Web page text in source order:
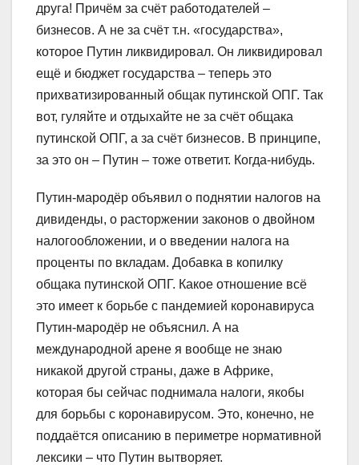
друга! Причём за счёт работодателей –
бизнесов. А не за счёт т.н. «государства»,
которое Путин ликвидировал. Он ликвидировал
ещё и бюджет государства – теперь это
прихватизированный общак путинской ОПГ. Так
вот, гуляйте и отдыхайте не за счёт общака
путинской ОПГ, а за счёт бизнесов. В принципе,
за это он – Путин – тоже ответит. Когда-нибудь.
Путин-мародёр объявил о поднятии налогов на
дивиденды, о расторжении законов о двойном
налогообложении, и о введении налога на
проценты по вкладам. Добавка в копилку
общака путинской ОПГ. Какое отношение всё
это имеет к борьбе с пандемией коронавируса
Путин-мародёр не объяснил. А на
международной арене я вообще не знаю
никакой другой страны, даже в Африке,
которая бы сейчас поднимала налоги, якобы
для борьбы с коронавирусом. Это, конечно, не
поддаётся описанию в периметре нормативной
лексики – что Путин вытворяет.